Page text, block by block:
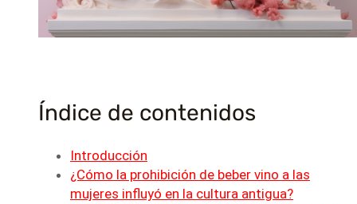
Índice de contenidos
Introducción
¿Cómo la prohibición de beber vino a las
mujeres influyó en la cultura antigua?